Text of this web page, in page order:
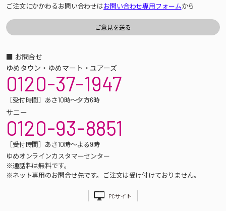
ご注文にかかわるお問い合わせはお問い合わせ専用フォームから
■ お問合せ
ゆめタウン・ゆめマート・ユアーズ
0120-37-1947
［受付時間］あさ10時～夕方6時
サニー
0120-93-8851
［受付時間］あさ10時～よる9時
ゆめオンラインカスタマーセンター
※通話料は無料です。
※ネット専用のお問合せ先です。ご注文は受け付けておりません。
PCサイト